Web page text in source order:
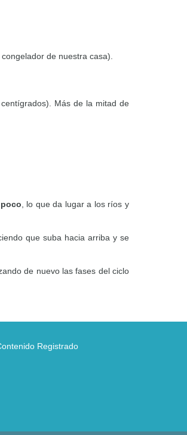
de nuestra casa).
Más de la mitad de
, lo que da lugar a los ríos y
que suba hacia arriba y se
de nuevo las fases del ciclo